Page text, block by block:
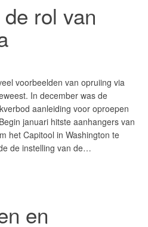
rol van
voorbeelden van opruiing via
In december was de
aanleiding voor oproepen
januari hitste aanhangers van
het Capitool in Washington te
de instelling van de…
en